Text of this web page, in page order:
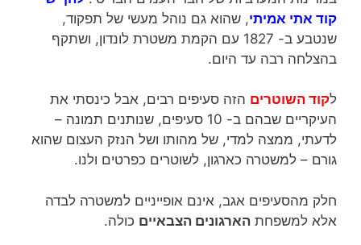
קוד אתי אמיתי, שהוא גם נוהל מעשי של תפקוד,
שנטבע ב- 1827 עם הקמת משטרת לונדון, ושתקף
בהצלחה רבה עד היום.
לקוד השוטרים הזה סעיפים רבים, אבל כינסתי את
העיקריים שבהם ב- 10 סעיפים, שנותנים תמונה –
לדעתי, ממצה למדי, של מהותו ושל הנזק העצום שהוא
גורם – למשטרה כארגון, לשוטרים כפרטים ולנו.
חלק מהסעיפים אגב, אינם אופייניים למשטרה לבדה
אלא למשפחת הארגונים הצבאיים כולה.